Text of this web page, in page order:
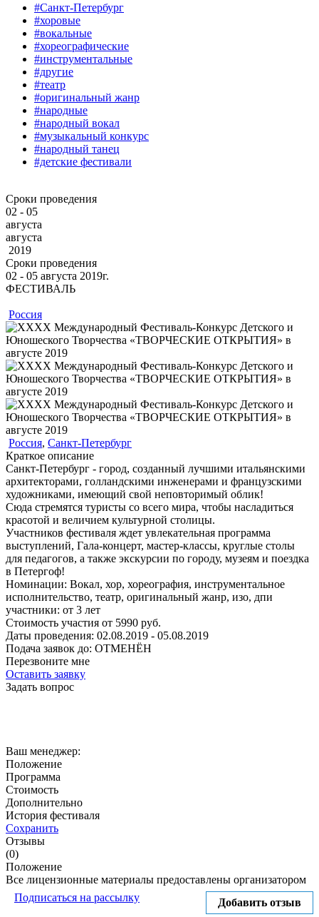
#Санкт-Петербург
#хоровые
#вокальные
#хореографические
#инструментальные
#другие
#театр
#оригинальный жанр
#народные
#народный вокал
#музыкальный конкурс
#народный танец
#детские фестивали
Сроки проведения
02 - 05
августа
августа
2019
Сроки проведения
02 ‐ 05 августа 2019г.
ФЕСТИВАЛЬ
Россия
Россия, Санкт-Петербург
Краткое описание
Санкт-Петербург - город, созданный лучшими итальянскими
архитекторами, голландскими инженерами и французскими
художниками, имеющий свой неповторимый облик!
Сюда стремятся туристы со всего мира, чтобы насладиться
красотой и величием культурной столицы.
Участников фестиваля ждет увлекательная программа
выступлений, Гала-концерт, мастер-классы, круглые столы
для педагогов, а также экскурсии по городу, музеям и поездка
в Петергоф!
Номинации: Вокал, хор, хореография, инструментальное
исполнительство, театр, оригинальный жанр, изо, дпи
участники: от 3 лет
Стоимость участия от 5990 руб.
Даты проведения: 02.08.2019 - 05.08.2019
Подача заявок до: ОТМЕНЁН
Перезвоните мне
Оставить заявку
Задать вопрос
Ваш менеджер:
Положение
Программа
Стоимость
Дополнительно
История фестиваля
Сохранить
Отзывы
(0)
Положение
Все лицензионные материалы предоставлены организатором
Добавить отзыв
Подписаться на рассылку